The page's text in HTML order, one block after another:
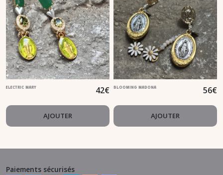
ELECTRIC MARY 42€
AJOUTER
BLOOMING MADONA 56€
AJOUTER
Paiements sécurisés